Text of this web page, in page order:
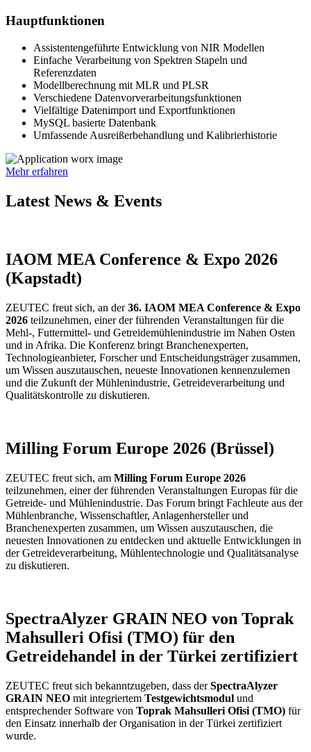
Hauptfunktionen
Assistentengeführte Entwicklung von NIR Modellen
Einfache Verarbeitung von Spektren Stapeln und
Referenzdaten
Modellberechnung mit MLR und PLSR
Verschiedene Datenvorverarbeitungsfunktionen
Vielfältige Datenimport und Exportfunktionen
MySQL basierte Datenbank
Umfassende Ausreißerbehandlung und Kalibrierhistorie
Mehr erfahren
Latest News & Events
IAOM MEA Conference & Expo 2026
(Kapstadt)
ZEUTEC freut sich, an der36. IAOM MEA Conference & Expo
2026 teilzunehmen, einer der führenden Veranstaltungen für die
Mehl-, Futtermittel- und Getreidemühlenindustrie im Nahen Osten
und in Afrika. Die Konferenz bringt Branchenexperten,
Technologieanbieter, Forscher und Entscheidungsträger zusammen,
um Wissen auszutauschen, neueste Innovationen kennenzulernen
und die Zukunft der Mühlenindustrie, Getreideverarbeitung und
Qualitätskontrolle zu diskutieren.
Milling Forum Europe 2026 (Brüssel)
ZEUTEC freut sich, am Milling Forum Europe 2026
teilzunehmen, einer der führenden Veranstaltungen Europas für die
Getreide- und Mühlenindustrie. Das Forum bringt Fachleute aus der
Mühlenbranche, Wissenschaftler, Anlagenhersteller und
Branchenexperten zusammen, um Wissen auszutauschen, die
neuesten Innovationen zu entdecken und aktuelle Entwicklungen in
der Getreideverarbeitung, Mühlentechnologie und Qualitätsanalyse
zu diskutieren.
SpectraAlyzer GRAIN NEO von Toprak
Mahsulleri Ofisi (TMO) für den
Getreidehandel in der Türkei zertifiziert
ZEUTEC freut sich bekanntzugeben, dass derSpectraAlyzer
GRAIN NEO mit integriertem Testgewichtsmodul und
entsprechender Software von Toprak Mahsulleri Ofisi (TMO) für
den Einsatz innerhalb der Organisation in der Türkei zertifiziert
wurde.